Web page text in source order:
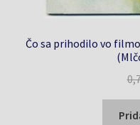
Čo sa prihodilo vo